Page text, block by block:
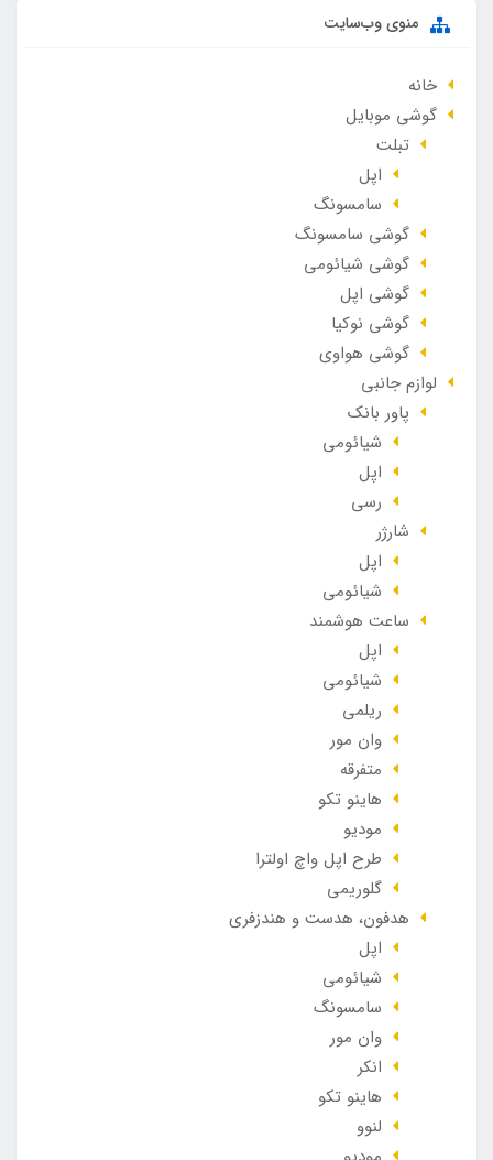
منوی وب‌سایت
خانه
گوشی موبایل
تبلت
اپل
سامسونگ
گوشی سامسونگ
گوشی شیائومی
گوشی اپل
گوشی نوکیا
گوشی هواوی
لوازم جانبی
پاور بانک
شیائومی
اپل
رسی
شارژر
اپل
شیائومی
ساعت هوشمند
اپل
شیائومی
ریلمی
وان مور
متفرقه
هاینو تکو
مودیو
طرح اپل واچ اولترا
گلوریمی
هدفون، هدست و هندزفری
اپل
شیائومی
سامسونگ
وان مور
انکر
هاینو تکو
لنوو